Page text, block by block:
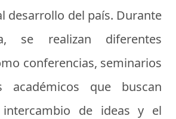
desarrollo del país. Durante
se realizan diferentes
conferencias, seminarios
académicos que buscan
de ideas y el